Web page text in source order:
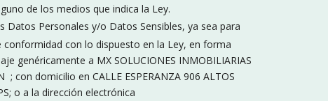
de los medios que indica la Ley.
Personales y/o Datos Sensibles, ya sea para
con lo dispuesto en la Ley, en forma
genéricamente a MX SOLUCIONES INMOBILIARIAS
; con domicilio en CALLE ESPERANZA 906 ALTOS
o a la dirección electrónica